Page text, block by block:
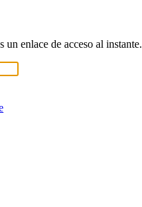
enlace de acceso al instante.